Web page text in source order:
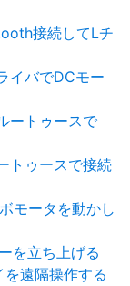
接続してLチ
イバでDCモー
ートゥースで
トゥースで接続
モータを動かし
を立ち上げる
遠隔操作する